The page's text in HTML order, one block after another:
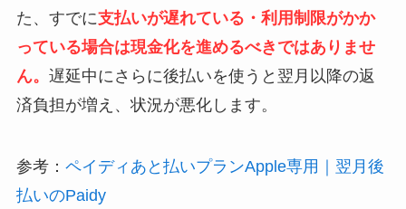
た、すでに支払いが遅れている・利用制限がかか
っている場合は現金化を進めるべきではありませ
ん。 遅延中にさらに後払いを使うと翌月以降の返
済負担が増え、状況が悪化します。
参考： ペイディあと払いプランApple専用｜翌月後
払いのPaidy